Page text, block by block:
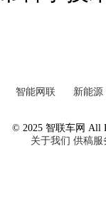
智能网联 新能源
© 2025 智联车网 All
关于我们 供稿服